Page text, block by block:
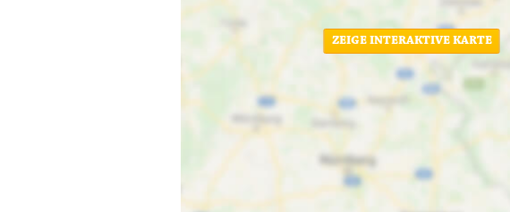
ZEIGE INTERAKTIVE KARTE